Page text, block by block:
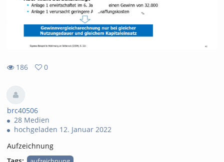
186
views
0
favorites
brc40506
28 Medien
hochgeladen 12. Januar 2022
Aufzeichnung